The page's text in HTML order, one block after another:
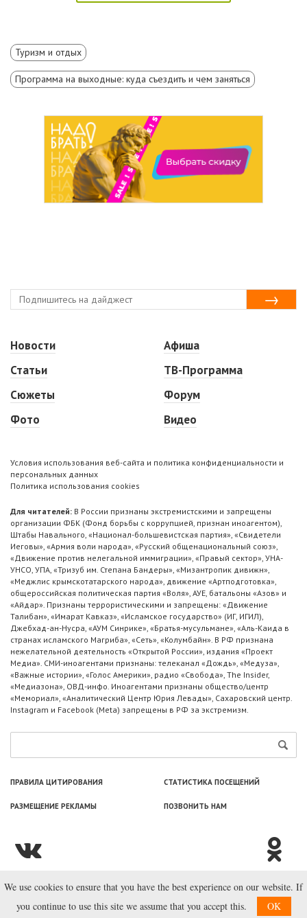
Туризм и отдых
Программа на выходные: куда съездить и чем заняться
Новости
Статьи
Сюжеты
Фото
Афиша
ТВ-Программа
Форум
Видео
Условия использования веб-сайта и политика конфиденциальности и
персональных данных
Политика использования cookies
Для читателей: В России признаны экстремистскими и запрещены
организации ФБК (Фонд борьбы с коррупцией, признан иноагентом),
Штабы Навального, «Национал-большевистская партия», «Свидетели
Иеговы», «Армия воли народа», «Русский общенациональный союз»,
«Движение против нелегальной иммиграции», «Правый сектор», УНА-
УНСО, УПА, «Тризуб им. Степана Бандеры», «Мизантропик дивижн»,
«Меджлис крымскотатарского народа», движение «Артподготовка»,
общероссийская политическая партия «Воля», АУЕ, батальоны «Азов» и
«Айдар». Признаны террористическими и запрещены: «Движение
Талибан», «Имарат Кавказ», «Исламское государство» (ИГ, ИГИЛ),
Джебхад-ан-Нусра, «АУМ Синрике», «Братья-мусульмане», «Аль-Каида в
странах исламского Магриба», «Сеть», «Колумбайн». В РФ признана
нежелательной деятельность «Открытой России», издания «Проект
Медиа». СМИ-иноагентами признаны: телеканал «Дождь», «Медуза»,
«Важные истории», «Голос Америки», радио «Свобода», The Insider,
«Медиазона», ОВД-инфо. Иноагентами признаны общество/центр
«Мемориал», «Аналитический Центр Юрия Левады», Сахаровский центр.
Instagram и Facebook (Metа) запрещены в РФ за экстремизм.
ПРАВИЛА ЦИТИРОВАНИЯ СТАТИСТИКА ПОСЕЩЕНИЙ
РАЗМЕЩЕНИЕ РЕКЛАМЫ ПОЗВОНИТЬ НАМ
© ООО «Лаборатория Новоcтей», 2003—2026.
We use cookies to ensure that you have the best experience on our website. If
you continue to use this site we assume that you accept this.
OK